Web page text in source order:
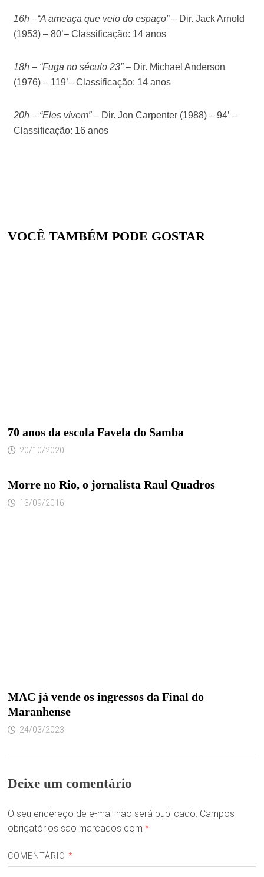
16h –“A ameaça que veio do espaço”– Dir. Jack Arnold
(1953) – 80’– Classificação: 14 anos
18h – “Fuga no século 23”– Dir. Michael Anderson
(1976) – 119’– Classificação: 14 anos
20h – “Eles vivem”– Dir. Jon Carpenter (1988) – 94’ –
Classificação: 16 anos
VOCÊ TAMBÉM PODE GOSTAR
70 anos da escola Favela do Samba
20/10/2020
Morre no Rio, o jornalista Raul Quadros
13/09/2016
MAC já vende os ingressos da Final do
Maranhense
24/03/2023
Deixe um comentário
O seu endereço de e-mail não será publicado. Campos
obrigatórios são marcados com *
COMENTÁRIO *